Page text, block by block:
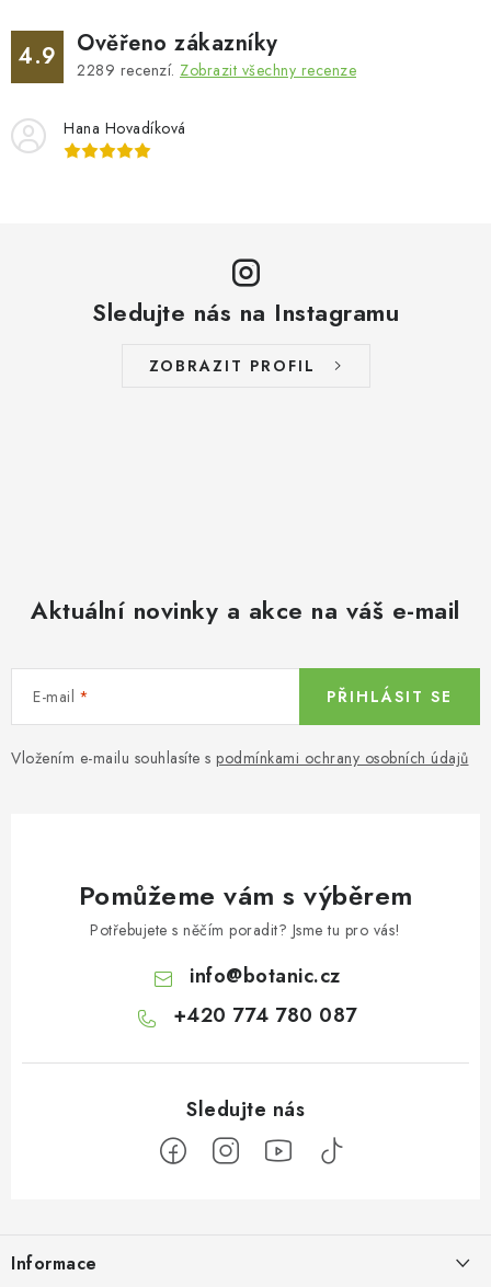
4.9 Ověřeno zákazníky
2289 recenzí. Zobrazit všechny recenze
Hana Hovadíková
Sledujte nás na Instagramu
ZOBRAZIT PROFIL
Aktuální novinky a akce na váš e-mail
E-mail
Vložením e-mailu souhlasíte s podmínkami ochrany osobních údajů
PŘIHLÁSIT SE
Pomůžeme vám s výběrem
Potřebujete s něčím poradit? Jsme tu pro vás!
info@botanic.cz
+420 774 780 087
pInformace